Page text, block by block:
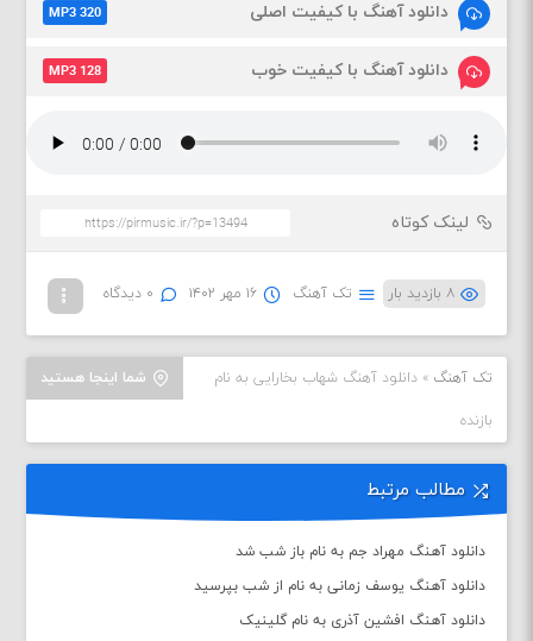
دانلود آهنگ با کیفیت اصلی MP3 320
دانلود آهنگ با کیفیت خوب MP3 128
لینک کوتاه
۸ بازدید بار تک آهنگ ۱۶ مهر ۱۴۰۲ ۰ دیدگاه
شما اینجا هستید تک آهنگ »دانلود آهنگ شهاب بخارایی به نام
بازنده
مطالب مرتبط
دانلود آهنگ مهراد جم به نام باز شب شد
دانلود آهنگ یوسف زمانی به نام از شب بپرسید
دانلود آهنگ افشین آذری به نام گلینیک